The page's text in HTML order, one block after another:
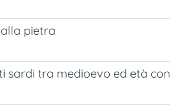
pietra
sardi tra medioevo ed età